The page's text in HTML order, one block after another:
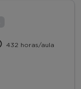
432 horas/aula